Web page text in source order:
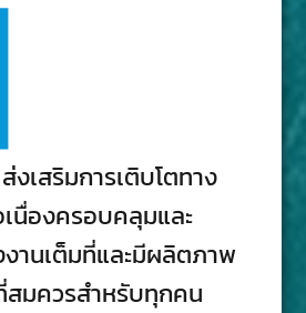
งเสริมการเติบโตทาง
นื่องครอบคลุมและ
านเต็มที่และมีผลิตภาพ
สมควรสําหรับทุกคน